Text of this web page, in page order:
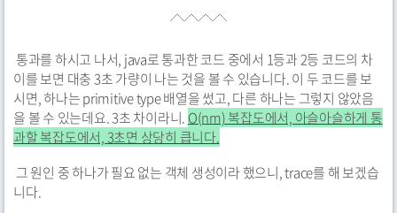
통과를 하시고 나서, java로 통과한 코드 중에서 1등과 2등 코드의 차
이를 보면 대충 3초 가량이 나는 것을 볼 수 있습니다. 이 두 코드를 보
시면, 하나는 primitive type 배열을 썼고, 다른 하나는 그렇지 않았음
을 볼 수 있는데요. 3초 차이라니. O(nm) 복잡도에서, 아슬아슬하게 통
과할 복잡도에서, 3초면 상당히 큽니다.
그 원인 중 하나가 필요 없는 객체 생성이라 했으니, trace를 해 보겠습
니다.